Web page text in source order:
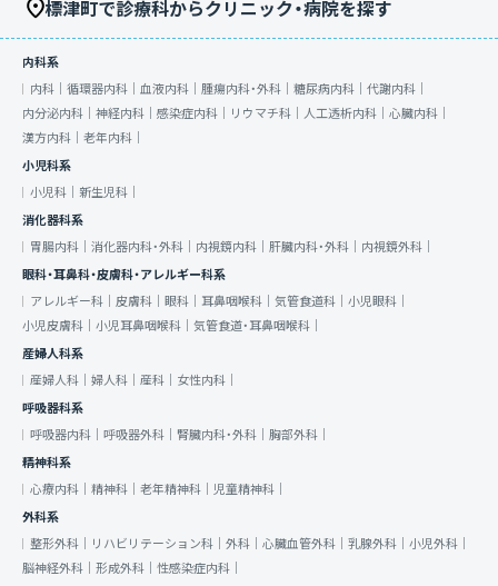
標津町で診療科からクリニック・病院を探す
内科系
内科｜ 循環器内科｜ 血液内科｜ 腫瘍内科・外科｜ 糖尿病内科｜ 代謝内科｜
内分泌内科｜ 神経内科｜ 感染症内科｜ リウマチ科｜ 人工透析内科｜ 心臓内科｜
漢方内科｜ 老年内科｜
小児科系
小児科｜ 新生児科｜
消化器科系
胃腸内科｜ 消化器内科・外科｜ 内視鏡内科｜ 肝臓内科・外科｜ 内視鏡外科｜
眼科・耳鼻科・皮膚科・アレルギー科系
アレルギー科｜ 皮膚科｜ 眼科｜ 耳鼻咽喉科｜ 気管食道科｜ 小児眼科｜
小児皮膚科｜ 小児耳鼻咽喉科｜ 気管食道・耳鼻咽喉科｜
産婦人科系
産婦人科｜ 婦人科｜ 産科｜ 女性内科｜
呼吸器科系
呼吸器内科｜ 呼吸器外科｜ 腎臓内科・外科｜ 胸部外科｜
精神科系
心療内科｜ 精神科｜ 老年精神科｜ 児童精神科｜
外科系
整形外科｜
リハビリテーション科｜ 外科｜ 心臓血管外科｜ 乳腺外科｜ 小児外科｜
脳神経外科｜ 形成外科｜ 性感染症内科｜